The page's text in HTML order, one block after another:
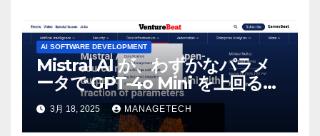
AI SOFTWARE DEVELOPMENT
Mistral AI が、わずかなパラメ
ータで GPT-4o Mini を上回る新
しいオープンソース モデルをリ
リース | VentureBeat
3月 18, 2025 MANAGETECH